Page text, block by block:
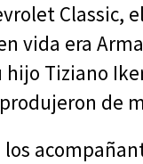
Classic,
vida era
hijo Tiziano
de
los